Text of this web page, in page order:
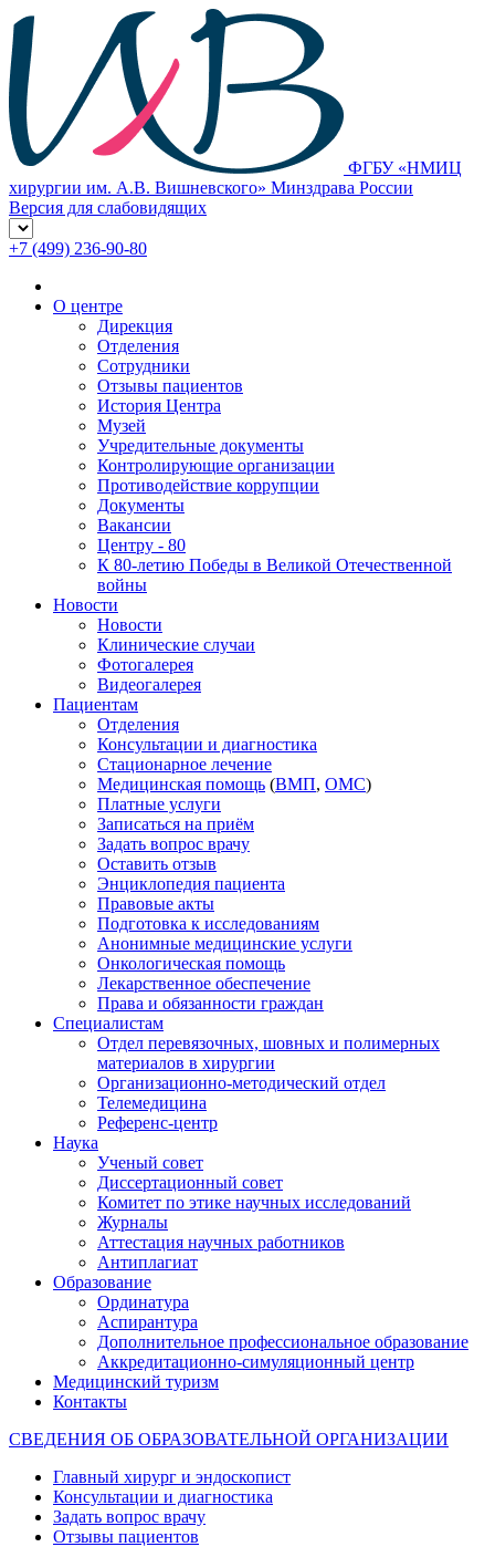
ФГБУ «НМИЦ
хирургии им. А.В. Вишневского» Минздрава России
Версия для слабовидящих
+7 (499) 236-90-80
О центре
Дирекция
Отделения
Сотрудники
Отзывы пациентов
История Центра
Музей
Учредительные документы
Контролирующие организации
Противодействие коррупции
Документы
Вакансии
Центру - 80
К 80-летию Победы в Великой Отечественной
войны
Новости
Новости
Клинические случаи
Фотогалерея
Видеогалерея
Пациентам
Отделения
Консультации и диагностика
Стационарное лечение
Медицинская помощь (ВМП, ОМС)
Платные услуги
Записаться на приём
Задать вопрос врачу
Оставить отзыв
Энциклопедия пациента
Правовые акты
Подготовка к исследованиям
Анонимные медицинские услуги
Онкологическая помощь
Лекарственное обеспечение
Права и обязанности граждан
Специалистам
Отдел перевязочных, шовных и полимерных
материалов в хирургии
Организационно-методический отдел
Телемедицина
Референс-центр
Наука
Ученый совет
Диссертационный совет
Комитет по этике научных исследований
Журналы
Аттестация научных работников
Антиплагиат
Образование
Ординатура
Аспирантура
Дополнительное профессиональное образование
Аккредитационно-симуляционный центр
Медицинский туризм
Контакты
СВЕДЕНИЯ ОБ ОБРАЗОВАТЕЛЬНОЙ ОРГАНИЗАЦИИ
Главный хирург и эндоскопист
Консультации и диагностика
Задать вопрос врачу
Отзывы пациентов